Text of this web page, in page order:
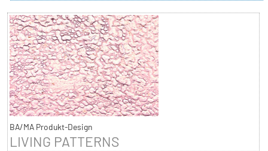
BA/MA Produkt-Design
LIVING PATTERNS